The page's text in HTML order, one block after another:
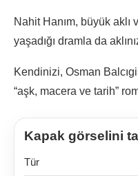
Nahit Hanım, büyük
yaşadığı dramla da
Kendinizi, Osman
“aşk, macera ve tarih”
Kapak görselini
Tür